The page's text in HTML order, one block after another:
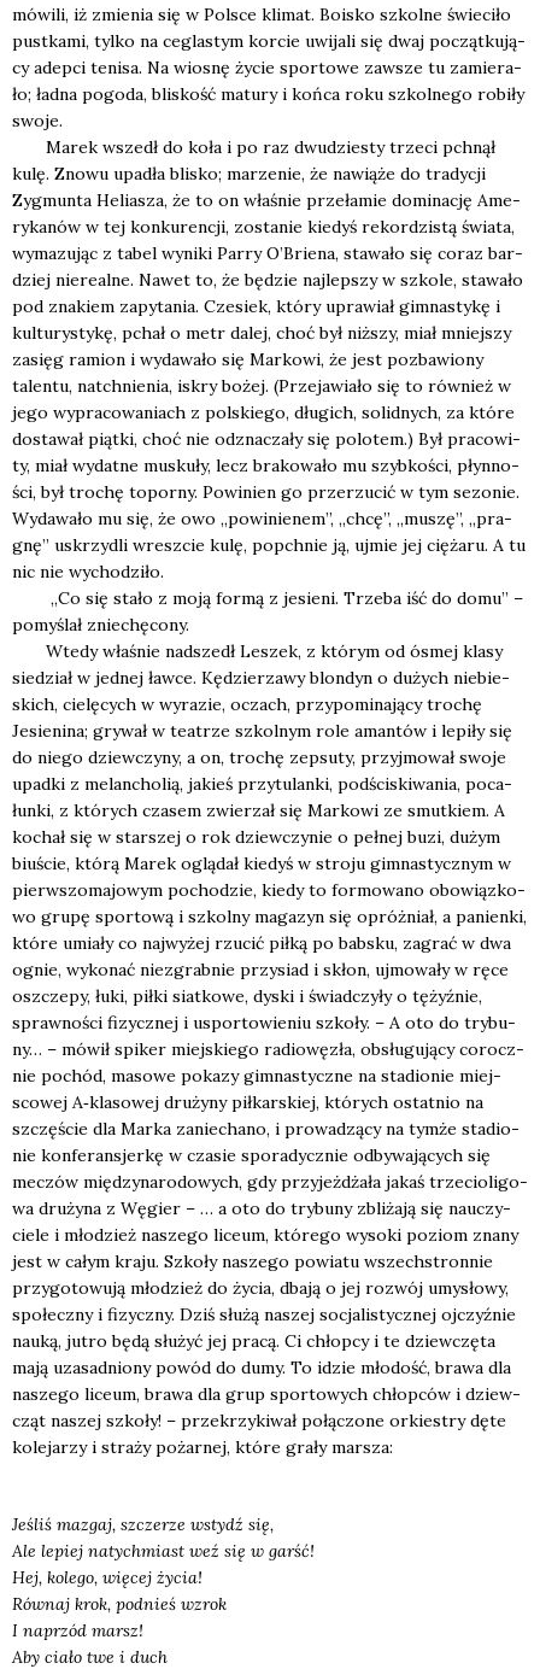
mówi­li, iż zmie­nia się w Pol­sce kli­mat. Boisko szkol­ne świe­ci­ło
pust­ka­mi, tyl­ko na cegla­stym kor­cie uwi­ja­li się dwaj począt­ku­ją­
cy adep­ci teni­sa. Na wio­snę życie spor­to­we zawsze tu zamie­ra­
ło; ład­na pogo­da, bli­skość matu­ry i koń­ca roku szkol­ne­go robi­ły
swo­je.
Marek wszedł do koła i po raz dwu­dzie­sty trze­ci pchnął
kulę. Zno­wu upa­dła bli­sko; marze­nie, że nawią­że do tra­dy­cji
Zyg­mun­ta Helia­sza, że to on wła­śnie prze­ła­mie domi­na­cję Ame­
ry­ka­nów w tej kon­ku­ren­cji, zosta­nie kie­dyś rekor­dzi­stą świa­ta,
wyma­zu­jąc z tabel wyni­ki Par­ry O’Brie­na, sta­wa­ło się coraz bar­
dziej nie­re­al­ne. Nawet to, że będzie naj­lep­szy w szko­le, sta­wa­ło
pod zna­kiem zapy­ta­nia. Cze­siek, któ­ry upra­wiał gim­na­sty­kę i
kul­tu­ry­sty­kę, pchał o metr dalej, choć był niż­szy, miał mniej­szy
zasięg ramion i wyda­wa­ło się Mar­ko­wi, że jest pozba­wio­ny
talen­tu, natchnie­nia, iskry bożej. (Prze­ja­wia­ło się to rów­nież w
jego wypra­co­wa­niach z pol­skie­go, dłu­gich, solid­nych, za któ­re
dosta­wał piąt­ki, choć nie odzna­cza­ły się polo­tem.) Był pra­co­wi­
ty, miał wydat­ne musku­ły, lecz bra­ko­wa­ło mu szyb­ko­ści, płyn­no­
ści, był tro­chę topor­ny. Powi­nien go prze­rzu­cić w tym sezo­nie.
Wyda­wa­ło mu się, że owo „powi­nie­nem”, „chcę”, „muszę”, „pra­
gnę” uskrzy­dli wresz­cie kulę, popchnie ją, ujmie jej cię­ża­ru. A tu
nic nie wycho­dzi­ło.
„Co się sta­ło z moją for­mą z jesie­ni. Trze­ba iść do domu” –
pomy­ślał znie­chę­co­ny.
Wte­dy wła­śnie nad­szedł Leszek, z któ­rym od ósmej kla­sy
sie­dział w jed­nej ław­ce. Kędzie­rza­wy blon­dyn o dużych nie­bie­
skich, cie­lę­cych w wyra­zie, oczach, przy­po­mi­na­ją­cy tro­chę
Jesie­ni­na; gry­wał w teatrze szkol­nym role aman­tów i lepi­ły się
do nie­go dziew­czy­ny, a on, tro­chę zepsu­ty, przyj­mo­wał swo­je
upad­ki z melan­cho­lią, jakieś przy­tu­lan­ki, pod­ści­ski­wa­nia, poca­
łun­ki, z któ­rych cza­sem zwie­rzał się Mar­ko­wi ze smut­kiem. A
kochał się w star­szej o rok dziew­czy­nie o peł­nej buzi, dużym
biu­ście, któ­rą Marek oglą­dał kie­dyś w stro­ju gim­na­stycz­nym w
pierw­szo­ma­jo­wym pocho­dzie, kie­dy to for­mo­wa­no obo­wiąz­ko­
wo gru­pę spor­to­wą i szkol­ny maga­zyn się opróż­niał, a panien­ki,
któ­re umia­ły co naj­wy­żej rzu­cić pił­ką po bab­sku, zagrać w dwa
ognie, wyko­nać nie­zgrab­nie przy­siad i skłon, ujmo­wa­ły w ręce
oszcze­py, łuki, pił­ki siat­ko­we, dys­ki i świad­czy­ły o tężyź­nie,
spraw­no­ści fizycz­nej i uspor­to­wie­niu szko­ły. – A oto do try­bu­
ny… – mówił spi­ker miej­skie­go radio­wę­zła, obsłu­gu­ją­cy corocz­
nie pochód, maso­we poka­zy gim­na­stycz­ne na sta­dio­nie miej­
sco­wej A‑klasowej dru­ży­ny pił­kar­skiej, któ­rych ostat­nio na
szczę­ście dla Mar­ka zanie­cha­no, i pro­wa­dzą­cy na tym­że sta­dio­
nie kon­fe­ran­sjer­kę w cza­sie spo­ra­dycz­nie odby­wa­ją­cych się
meczów mię­dzy­na­ro­do­wych, gdy przy­jeż­dża­ła jakaś trze­cio­li­go­
wa dru­ży­na z Węgier – … a oto do try­bu­ny zbli­ża­ją się nauczy­
cie­le i mło­dzież nasze­go liceum, któ­re­go wyso­ki poziom zna­ny
jest w całym kra­ju. Szko­ły nasze­go powia­tu wszech­stron­nie
przy­go­to­wu­ją mło­dzież do życia, dba­ją o jej roz­wój umy­sło­wy,
spo­łecz­ny i fizycz­ny. Dziś słu­żą naszej socja­li­stycz­nej ojczyź­nie
nauką, jutro będą słu­żyć jej pra­cą. Ci chłop­cy i te dziew­czę­ta
mają uza­sad­nio­ny powód do dumy. To idzie mło­dość, bra­wa dla
nasze­go liceum, bra­wa dla grup spor­to­wych chłop­ców i dziew­
cząt naszej szko­ły! – prze­krzy­ki­wał połą­czo­ne orkie­stry dęte
kole­ja­rzy i stra­ży pożar­nej, któ­re gra­ły mar­sza:
Jeśliś mazgaj, szcze­rze wstydź się,
Ale lepiej natych­miast weź się w garść!
Hej, kole­go, wię­cej życia!
Rów­naj krok, pod­nieś wzrok
I naprzód marsz!
Aby cia­ło twe i duch